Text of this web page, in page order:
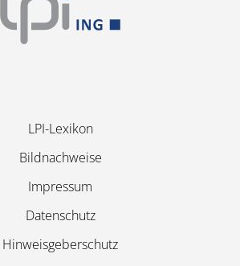
Navigation
überspringen
LPI-Lexikon
Bildnachweise
Impressum
Datenschutz
Hinweisgeberschutz